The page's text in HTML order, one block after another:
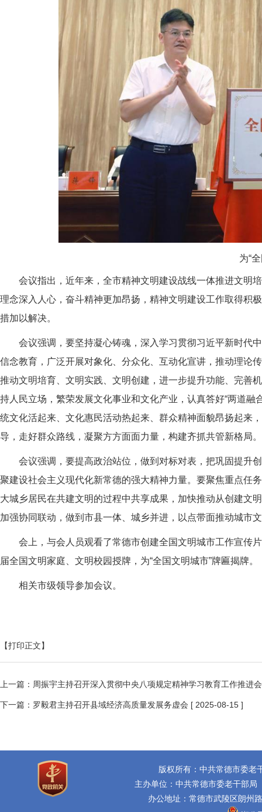
为“
会议指出，近年来，全市精神文明建设战线一体推进文明
理念深入人心，奋斗精神更加昂扬，精神文明建设工作取得积
措加以解决。
会议强调，要坚持凝心铸魂，深入学习贯彻习近平新时代
信念教育，广泛开展对象化、分众化、互动化宣讲，推动理论
推动文明培育、文明实践、文明创建，进一步提升功能、完善
持人民立场，繁荣发展文化事业和文化产业，认真答好“两道融
统文化活起来、文化惠民活动热起来、群众精神面貌昂扬起来
导，走好群众路线，凝聚方方面面力量，构建齐抓共管新格局。
会议强调，要提高政治站位，做到对标对表，把巩固提升
聚建设社会主义现代化新常德的强大精神力量。要聚焦重点任
大城乡居民在共建文明的过程中共享成果，加快推动从创建文
加强协同联动，做到市县一体、城乡并进，以点带面推动城市
会上，与会人员观看了常德市创建全国文明城市工作宣传
届全国文明家庭、文明校园授牌，为“全国文明城市”牌匾揭牌。
相关市级领导参加会议。
【打印正文】
上一篇： 周振宇主持召开深入贯彻中央八项规定精神学习教育工作推进会
下一篇： 罗毅君主持召开县域经济高质量发展务虚会 [ 2025-08-15 ]
版权所有：中共常德市委老
主办单位：中共常德市委老干部
办公地址：常德市武陵区朗